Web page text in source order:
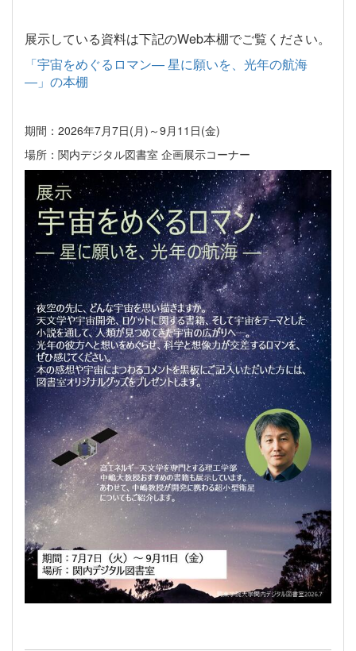
展示している資料は下記のWeb本棚でご覧ください。
「宇宙をめぐるロマン— 星に願いを、光年の航海
―」の本棚
期間：2026年7月7日(月)～9月11日(金)
場所：関内デジタル図書室 企画展示コーナー